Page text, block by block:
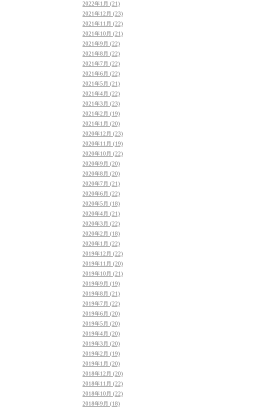
2022年1月 (21)
2021年12月 (23)
2021年11月 (22)
2021年10月 (21)
2021年9月 (22)
2021年8月 (22)
2021年7月 (22)
2021年6月 (22)
2021年5月 (21)
2021年4月 (22)
2021年3月 (23)
2021年2月 (19)
2021年1月 (20)
2020年12月 (23)
2020年11月 (19)
2020年10月 (22)
2020年9月 (20)
2020年8月 (20)
2020年7月 (21)
2020年6月 (22)
2020年5月 (18)
2020年4月 (21)
2020年3月 (22)
2020年2月 (18)
2020年1月 (22)
2019年12月 (22)
2019年11月 (20)
2019年10月 (21)
2019年9月 (19)
2019年8月 (21)
2019年7月 (22)
2019年6月 (20)
2019年5月 (20)
2019年4月 (20)
2019年3月 (20)
2019年2月 (19)
2019年1月 (20)
2018年12月 (20)
2018年11月 (22)
2018年10月 (22)
2018年9月 (18)